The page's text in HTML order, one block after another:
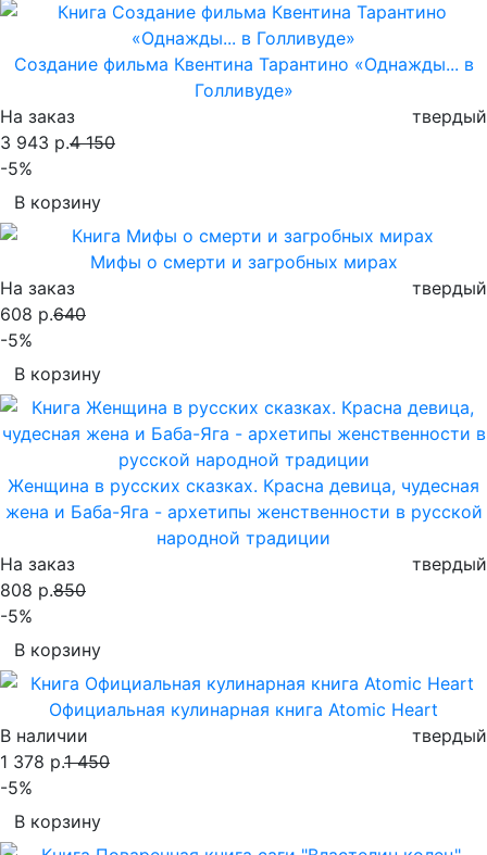
Создание фильма Квентина Тарантино «Однажды... в
Голливуде»
На заказ
твердый
3 943 р.4 150
-5%
В корзину
Мифы о смерти и загробных мирах
На заказ
твердый
608 р.640
-5%
В корзину
Женщина в русских сказках. Красна девица, чудесная
жена и Баба-Яга - архетипы женственности в русской
народной традиции
На заказ
твердый
808 р.850
-5%
В корзину
Официальная кулинарная книга Atomic Heart
В наличии
твердый
1 378 р.1 450
-5%
В корзину